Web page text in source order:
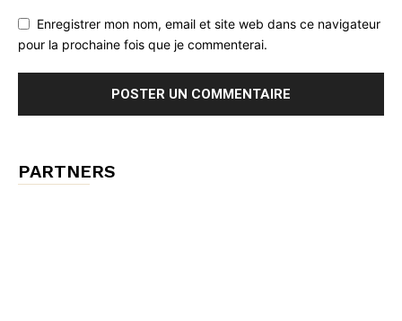
Enregistrer mon nom, email et site web dans ce navigateur
pour la prochaine fois que je commenterai.
PARTNERS